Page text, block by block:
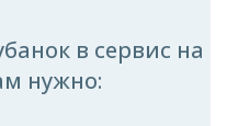
в сервис на
нужно: